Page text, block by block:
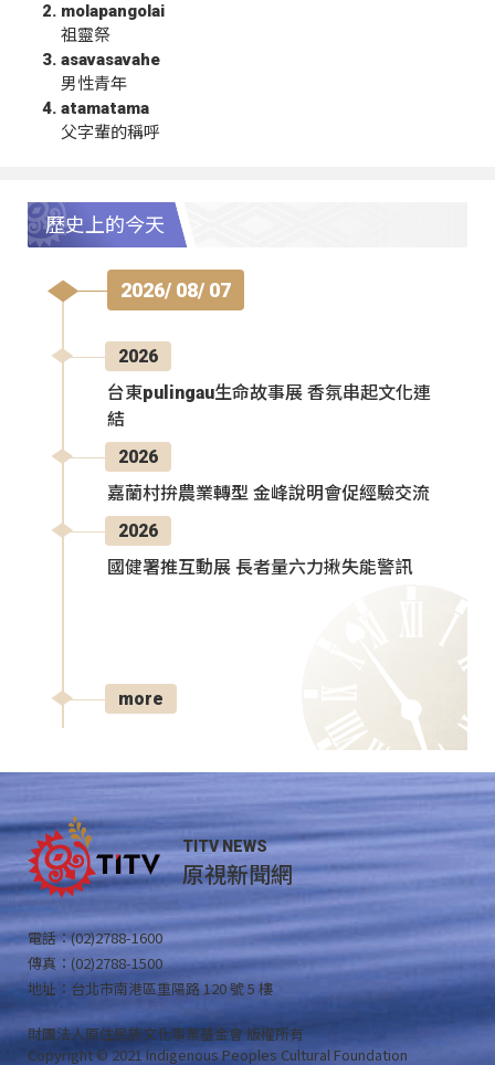
molapangolai
祖靈祭
asavasavahe
男性青年
atamatama
父字輩的稱呼
歷史上的今天
2026/ 08/ 07
2026
台東pulingau生命故事展 香氛串起文化連
結
2026
嘉蘭村拚農業轉型 金峰說明會促經驗交流
2026
國健署推互動展 長者量六力揪失能警訊
more
TITV NEWS
原視新聞網
電話：(02)2788-1600
傳真：(02)2788-1500
地址：台北市南港區重陽路 120 號 5 樓
財團法人原住民族文化事業基金會 版權所有
Copyright © 2021 Indigenous Peoples Cultural Foundation